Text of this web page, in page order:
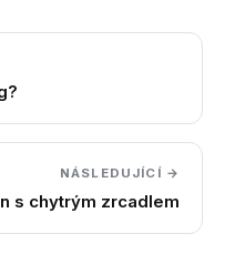
NÁSLEDUJÍCÍ →
s chytrým zrcadlem